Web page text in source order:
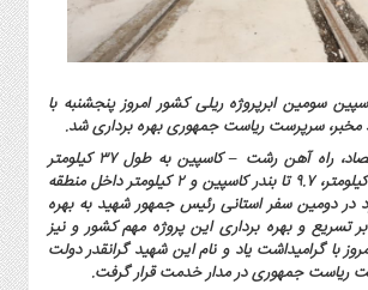
سومین ابرپروژه ریلی کشور امروز پنجشنبه با
سرپرست ریاست جمهوری بهره برداری شد.
به گزارش منشور اقتصاد، راه آهن رشت – کاسپین به طول ۳۷ کیلومتر
(رشت- پیربازار ۲۵.۳ کیلومتر، ۹.۷ تا بندر کاسپین و ۲ کیلومتر داخل منطقه
در دومین سفر استانی رئیس جمهور شهید به بهره
تسریع و بهره برداری این پروژه مهم کشور و نیز
با گرامیداشت یاد و نام این شهید گرانقدر دولت
جمهوری در مدار خدمت قرار گرفت.